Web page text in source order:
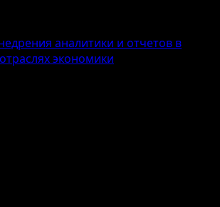
аналитики и отчетов в
экономики